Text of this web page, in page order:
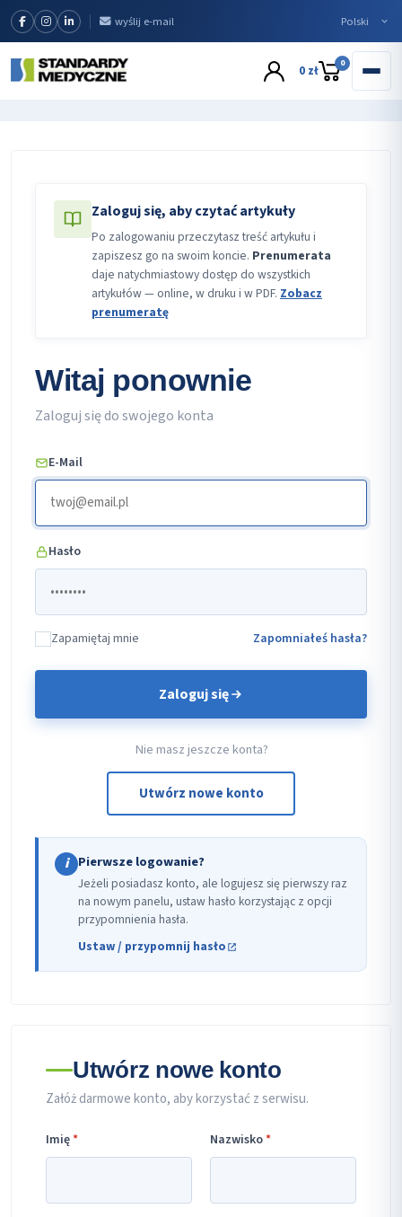
wyślij e-mail
0 zł 0
Zaloguj się, aby czytać artykuły
Po zalogowaniu przeczytasz treść artykułu i
zapiszesz go na swoim koncie. Prenumerata
daje natychmiastowy dostęp do wszystkich
artykułów — online, w druku i w PDF. Zobacz
prenumeratę
Witaj ponownie
Zaloguj się do swojego konta
E-Mail
Hasło
Zapamiętaj mnie Zapomniałeś hasła?
Zaloguj się
Nie masz jeszcze konta?
Utwórz nowe konto
i Pierwsze logowanie?
Jeżeli posiadasz konto, ale logujesz się pierwszy raz
na nowym panelu, ustaw hasło korzystając z opcji
przypomnienia hasła.
Ustaw / przypomnij hasło
Utwórz nowe konto
Załóż darmowe konto, aby korzystać z serwisu.
Imię* Nazwisko*